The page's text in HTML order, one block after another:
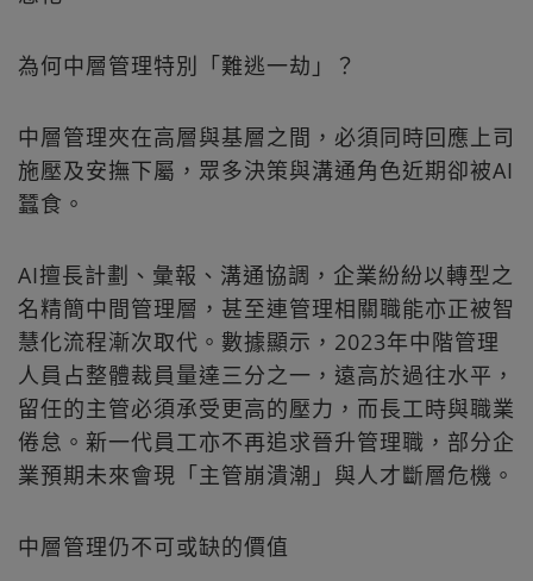
為何中層管理特別「難逃一劫」？
中層管理夾在高層與基層之間，必須同時回應上司
施壓及安撫下屬，眾多決策與溝通角色近期卻被AI
蠶食。
AI擅長計劃、彙報、溝通協調，企業紛紛以轉型之
名精簡中間管理層，甚至連管理相關職能亦正被智
慧化流程漸次取代。數據顯示，2023年中階管理
人員占整體裁員量達三分之一，遠高於過往水平，
留任的主管必須承受更高的壓力，而長工時與職業
倦怠。新一代員工亦不再追求晉升管理職，部分企
業預期未來會現「主管崩潰潮」與人才斷層危機。
中層管理仍不可或缺的價值